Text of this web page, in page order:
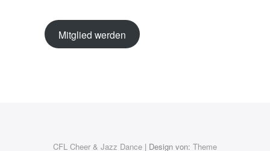
Mitglied werden
CFL Cheer & Jazz Dance | Design von: Theme